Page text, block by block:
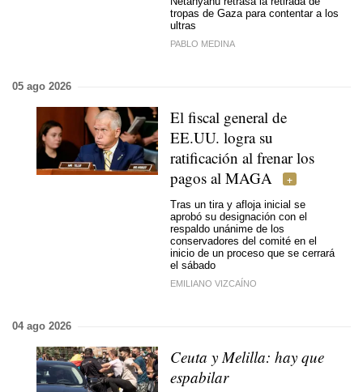
tropas de Gaza para contentar a los
ultras
PABLO MEDINA
05 ago 2026
El fiscal general de
EE.UU. logra su
ratificación al frenar los
pagos al MAGA
Tras un tira y afloja inicial se
aprobó su designación con el
respaldo unánime de los
conservadores del comité en el
inicio de un proceso que se cerrará
el sábado
EMILIANO VIZCAÍNO
04 ago 2026
Ceuta y Melilla: hay que
espabilar